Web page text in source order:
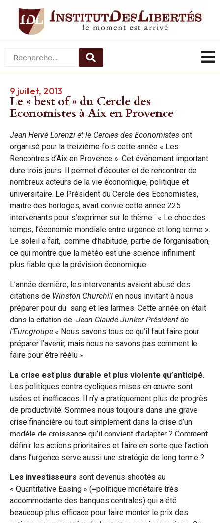
9 juillet, 2013
Le « best of » du Cercle des
Economistes à Aix en Provence
Jean Hervé Lorenzi et le Cercles des Economistes ont
organisé pour la treizième fois cette année « Les
Rencontres d’Aix en Provence ». Cet événement important
dure trois jours. Il permet d’écouter et de rencontrer de
nombreux acteurs de la vie économique, politique et
universitaire. Le Président du Cercle des Economistes,
maitre des horloges, avait convié cette année 225
intervenants pour s’exprimer sur le thème : « Le choc des
temps, l’économie mondiale entre urgence et long terme ».
Le soleil a fait, comme d’habitude, partie de l’organisation,
ce qui montre que la météo est une science infiniment
plus fiable que la prévision économique.
L’année dernière, les intervenants avaient abusé des
citations de Winston Churchill en nous invitant à nous
préparer pour du sang et les larmes. Cette année on était
dans la citation de Jean Claude Junker Président de
l’Eurogroupe « Nous savons tous ce qu’il faut faire pour
préparer l’avenir, mais nous ne savons pas comment le
faire pour être réélu »
La crise est plus durable et plus violente qu’anticipé.
Les politiques contra cycliques mises en œuvre sont
usées et inefficaces. Il n’y a pratiquement plus de progrès
de productivité. Sommes nous toujours dans une grave
crise financière ou tout simplement dans la crise d’un
modèle de croissance qu’il convient d’adapter ? Comment
définir les actions prioritaires et faire en sorte que l’action
dans l’urgence serve aussi une stratégie de long terme ?
Les investisseurs sont devenus shootés au
« Quantitative Easing » (=politique monétaire très
accommodante des banques centrales) qui a été
beaucoup plus efficace pour faire monter le prix des